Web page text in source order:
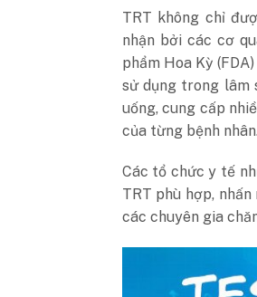
TRT không chỉ
nhận bởi các cơ
phẩm Hoa Kỳ
sử dụng trong lâm
uống, cung cấp
của từng bệnh
Các tổ chức y tế
TRT phù hợp,
các chuyên gia